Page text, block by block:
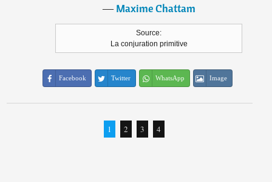
―Maxime Chattam
Source:
La conjuration primitive
Facebook Twitter WhatsApp Image
1 2 3 4